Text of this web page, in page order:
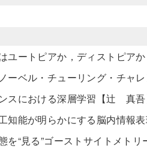
ユートピアか，ディストピア
ーベル・チューリング・チャ
スにおける深層学習【辻 真吾
知能が明らかにする脳内情報表
を“見る”ゴーストサイトメトリ